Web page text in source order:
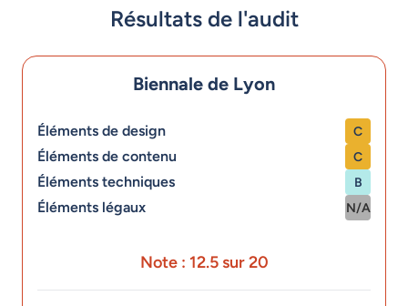
Résultats de l'audit
Biennale de Lyon
Éléments de design C
Éléments de contenu C
Éléments techniques B
Éléments légaux N/A
Note : 12.5 sur 20